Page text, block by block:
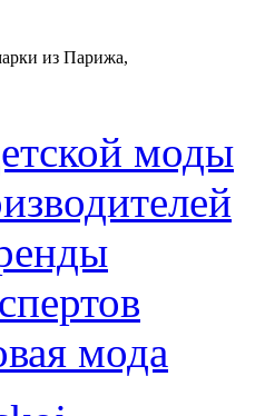
из Парижа,
моды
мода